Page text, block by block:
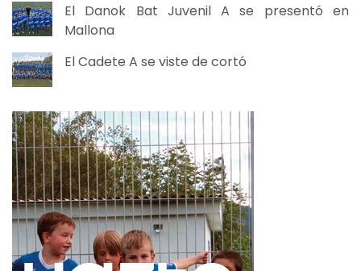
El Danok Bat Juvenil A se presentó en
Mallona
El Cadete A se viste de cortó